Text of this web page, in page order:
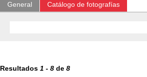
General Catálogo de fotografías
Resultados 1 - 8 de 8